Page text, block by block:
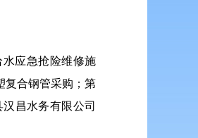
应急抢险维修施
复合钢管采购；第
昌水务有限公司